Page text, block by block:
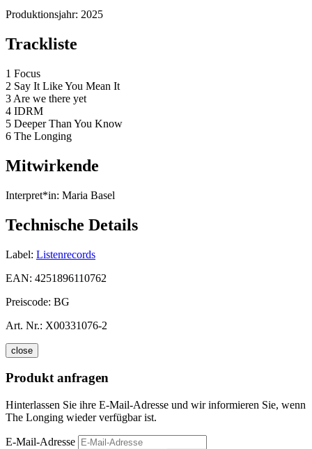
Produktionsjahr: 2025
Trackliste
1 Focus
2 Say It Like You Mean It
3 Are we there yet
4 IDRM
5 Deeper Than You Know
6 The Longing
Mitwirkende
Interpret*in: Maria Basel
Technische Details
Label: Listenrecords
EAN: 4251896110762
Preiscode: BG
Art. Nr.: X00331076-2
close
Produkt anfragen
Hinterlassen Sie ihre E-Mail-Adresse und wir informieren Sie, wenn
The Longing wieder verfügbar ist.
E-Mail-Adresse